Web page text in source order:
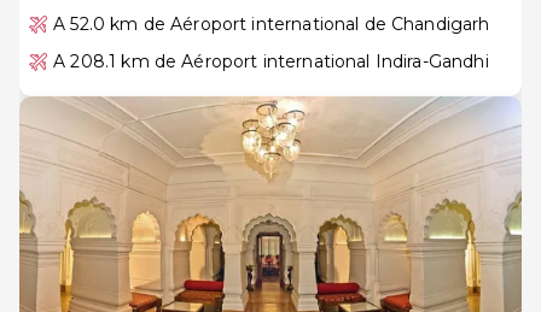
A 52.0 km de Aéroport international de Chandigarh
A 208.1 km de Aéroport international Indira-Gandhi